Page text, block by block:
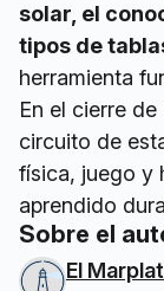
solar, el
tipos de
herramienta
En el cierre
circuito de
física, juego y
aprendido
Sobre el
El